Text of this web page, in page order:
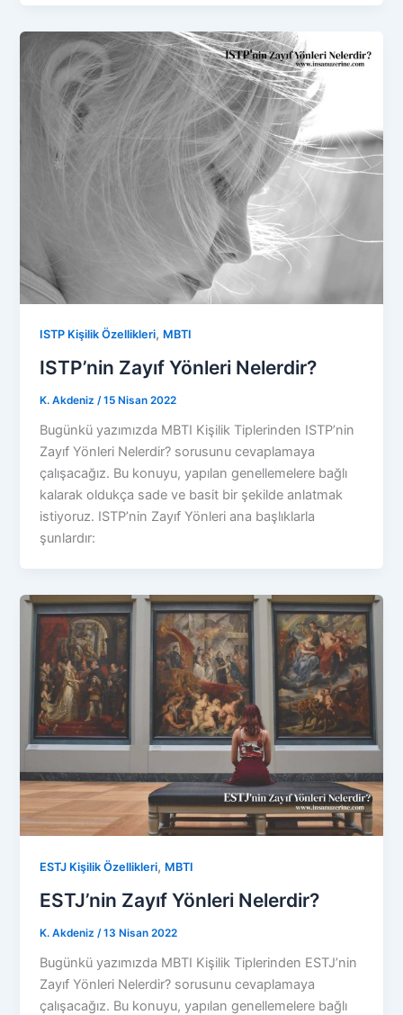
ISTP Kişilik Özellikleri, MBTI
ISTP’nin Zayıf Yönleri Nelerdir?
K. Akdeniz/15 Nisan 2022
Bugünkü yazımızda MBTI Kişilik Tiplerinden ISTP’nin
Zayıf Yönleri Nelerdir? sorusunu cevaplamaya
çalışacağız. Bu konuyu, yapılan genellemelere bağlı
kalarak oldukça sade ve basit bir şekilde anlatmak
istiyoruz. ISTP’nin Zayıf Yönleri ana başlıklarla
şunlardır:
ESTJ Kişilik Özellikleri, MBTI
ESTJ’nin Zayıf Yönleri Nelerdir?
K. Akdeniz /13 Nisan 2022
Bugünkü yazımızda MBTI Kişilik Tiplerinden ESTJ’nin
Zayıf Yönleri Nelerdir? sorusunu cevaplamaya
çalışacağız. Bu konuyu, yapılan genellemelere bağlı